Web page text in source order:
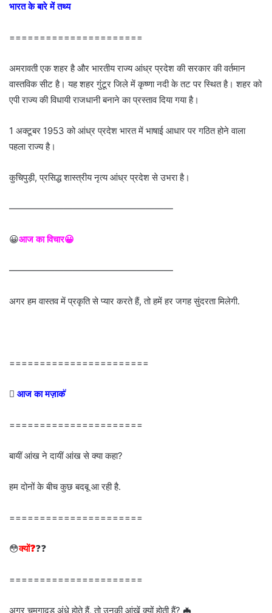
भारत के बारे में तथ्य
======================
अमरावती एक शहर है और भारतीय राज्य आंध्र प्रदेश की सरकार की वर्तमान
वास्तविक सीट है। यह शहर गुंटूर जिले में कृष्णा नदी के तट पर स्थित है। शहर को
एपी राज्य की विधायी राजधानी बनाने का प्रस्ताव दिया गया है।
1 अक्टूबर 1953 को आंध्र प्रदेश भारत में भाषाई आधार पर गठित होने वाला
पहला राज्य है।
कुचिपुड़ी, प्रसिद्ध शास्त्रीय नृत्य आंध्र प्रदेश से उभरा है।
——————————————————
😀आज का विचार😀
——————————————————
अगर हम वास्तव में प्रकृति से प्यार करते हैं, तो हमें हर जगह सुंदरता मिलेगी.
=======================
 आज का मज़ाक 
======================
बायीं आंख ने दायीं आंख से क्या कहा?
हम दोनों के बीच कुछ बदबू आ रही है.
======================
😳क्यों❓❓❓
======================
अगर चमगादड़ अंधे होते हैं, तो उनकी आंखें क्यों होती हैं? 🦇